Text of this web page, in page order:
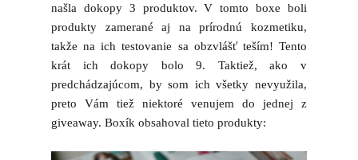
našla dokopy 3 produktov. V tomto boxe boli
produkty zamerané aj na prírodnú kozmetiku,
takže na ich testovanie sa obzvlášť teším! Tento
krát ich dokopy bolo 9. Taktiež, ako v
predchádzajúcom, by som ich všetky nevyužila,
preto Vám tiež niektoré venujem do jednej z
giveaway. Boxík obsahoval tieto produkty: